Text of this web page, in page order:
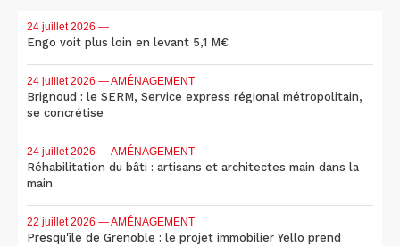
24 juillet 2026 —
Engo voit plus loin en levant 5,1 M€
24 juillet 2026 — AMÉNAGEMENT
Brignoud : le SERM, Service express régional métropolitain,
se concrétise
24 juillet 2026 — AMÉNAGEMENT
Réhabilitation du bâti : artisans et architectes main dans la
main
22 juillet 2026 — AMÉNAGEMENT
Presqu'île de Grenoble : le projet immobilier Yello prend